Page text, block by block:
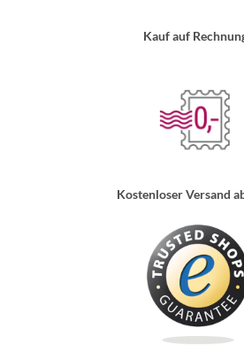
Kauf auf
Kostenloser Versand